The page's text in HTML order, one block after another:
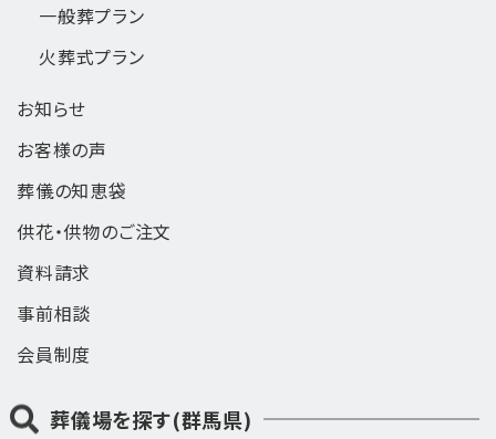
一般葬プラン
火葬式プラン
お知らせ
お客様の声
葬儀の知恵袋
供花・供物のご注文
資料請求
事前相談
会員制度
葬儀場を探す(群馬県)